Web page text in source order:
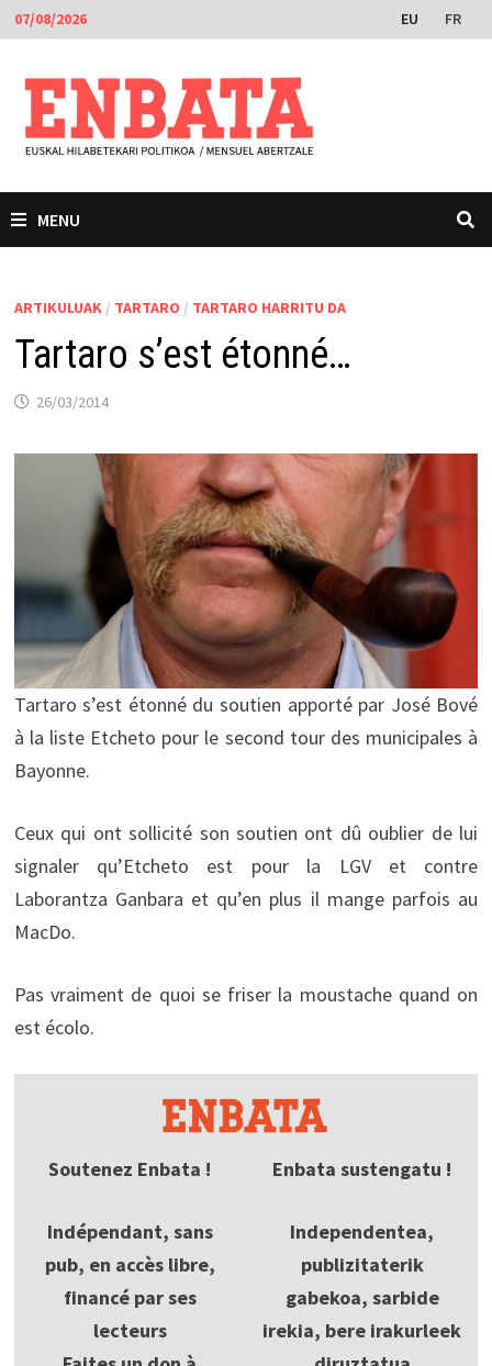
Skip
to
content
07/08/2026 EU FR
MENU
ARTIKULUAK / TARTARO / TARTARO HARRITU DA
Tartaro s’est étonné…
26/03/2014
Tartaro s’est étonné du soutien apporté par José Bové
à la liste Etcheto pour le second tour des municipales à
Bayonne.
Ceux qui ont sollicité son soutien ont dû oublier de lui
signaler qu’Etcheto est pour la LGV et contre
Laborantza Ganbara et qu’en plus il mange parfois au
MacDo.
Pas vraiment de quoi se friser la moustache quand on
est écolo.
Soutenez Enbata !
Indépendant, sans
pub, en accès libre,
financé par ses
lecteurs
Enbata sustengatu !
Independentea,
publizitaterik
gabekoa, sarbide
irekia, bere irakurleek